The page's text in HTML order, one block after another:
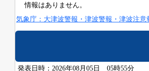
情報はありません。
気象庁：大津波警報・津波警報・津波注意
発表日時：2026年08月05日 05時55分